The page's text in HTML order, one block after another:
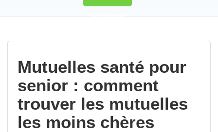
9,2(100%)452
Mutuelles santé pour
senior : comment
trouver les mutuelles
les moins chères